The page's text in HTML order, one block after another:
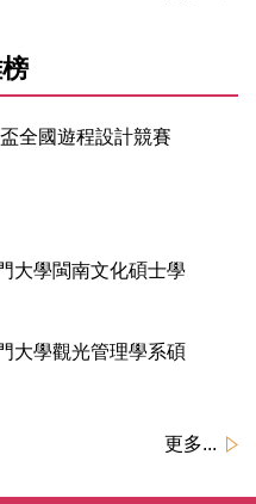
全國遊程設計競賽
大學閩南文化碩士學
大學觀光管理學系碩
更多...